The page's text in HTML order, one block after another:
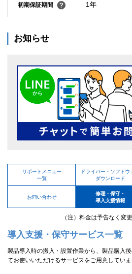
初期保証期間 1年
お知らせ
サポートメニュー
一覧
ドライバー・ソフトウ
ダウンロード
お問い合わせ
修理・保守・
導入支援情報
（注）料金は予告なく変
導入支援・保守サービス一覧
製品導入時の搬入・設置作業から、製品購入
てお使いいただけるサービスをご用意していま